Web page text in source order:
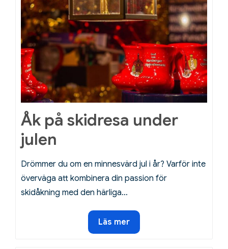
on
Åk på skidresa under
julen
Drömmer du om en minnesvärd jul i år? Varför inte
överväga att kombinera din passion för
skidåkning med den härliga…
Åk
på
Läs mer